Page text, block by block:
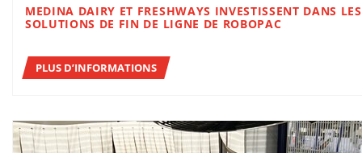
MEDINA DAIRY ET FRESHWAYS INVESTISSENT DANS LES
SOLUTIONS DE FIN DE LIGNE DE ROBOPAC
PLUS D’INFORMATIONS